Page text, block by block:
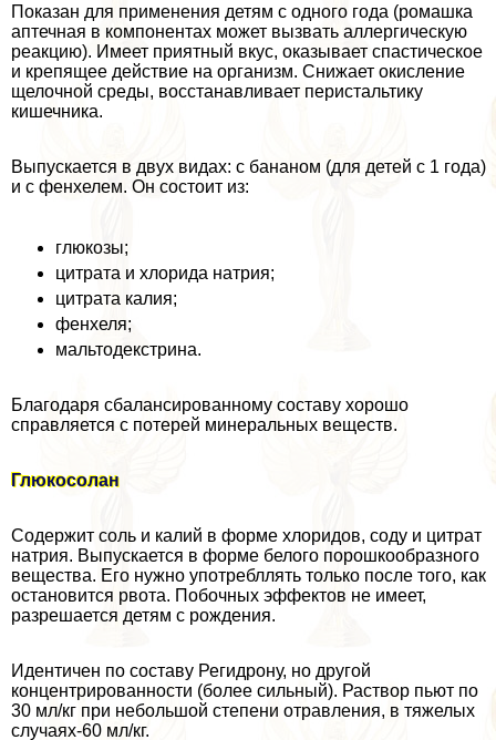
Показан для применения детям с одного года (ромашка
аптечная в компонентах может вызвать аллергическую
реакцию). Имеет приятный вкус, оказывает спастическое
и крепящее действие на организм. Снижает окисление
щелочной среды, восстанавливает перистальтику
кишечника.
Выпускается в двух видах: с бананом (для детей с 1 года)
и с фенхелем. Он состоит из:
глюкозы;
цитрата и хлорида натрия;
цитрата калия;
фенхеля;
мальтодекстрина.
Благодаря сбалансированному составу хорошо
справляется с потерей минеральных веществ.
Глюкосолан
Содержит соль и калий в форме хлоридов, соду и цитрат
натрия. Выпускается в форме белого порошкообразного
вещества. Его нужно употрeбллять только после того, как
остановится рвота. Побочных эффектов не имеет,
разрешается детям с рождения.
Идентичен по составу Регидрону, но другой
концентрированности (более сильный). Раствор пьют по
30 мл/кг при небольшой степени отравления, в тяжелых
случаях-60 мл/кг.